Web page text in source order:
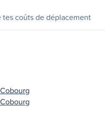
coûts de déplacement